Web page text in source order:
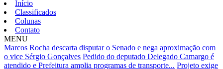
Início
Classificados
Colunas
Contato
MENU
Marcos Rocha descarta disputar o Senado e nega aproximação com
o vice Sérgio Gonçalves Pedido do deputado Delegado Camargo é
atendido e Prefeitura amplia programas de transporte... Projeto exige